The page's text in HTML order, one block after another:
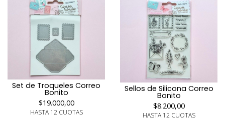
Set de Troqueles Correo
Bonito
$19.000,00
HASTA 12 CUOTAS
Sellos de Silicona Correo
Bonito
$8.200,00
HASTA 12 CUOTAS